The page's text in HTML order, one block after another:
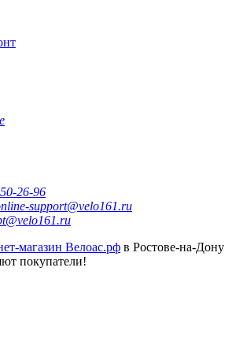
26-96
support@velo161.ru
магазин Велоас.рф в Ростове-на-Дону
покупатели!